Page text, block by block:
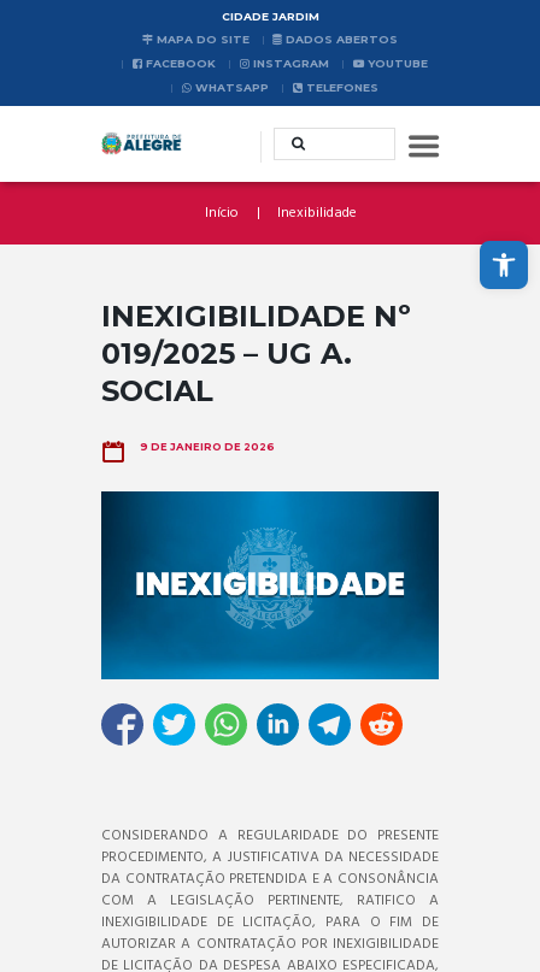
Abrir a barra de ferramentas
CIDADE JARDIM
MAPA DO SITE
DADOS ABERTOS
FACEBOOK
INSTAGRAM
YOUTUBE
WHATSAPP
TELEFONES
Início Inexibilidade
INEXIGIBILIDADE Nº
019/2025 – UG A.
SOCIAL
9 DE JANEIRO DE 2026
CONSIDERANDO A REGULARIDADE DO PRESENTE
PROCEDIMENTO, A JUSTIFICATIVA DA NECESSIDADE
DA CONTRATAÇÃO PRETENDIDA E A CONSONÂNCIA
COM A LEGISLAÇÃO PERTINENTE, RATIFICO A
INEXIGIBILIDADE DE LICITAÇÃO, PARA O FIM DE
AUTORIZAR A CONTRATAÇÃO POR INEXIGIBILIDADE
DE LICITAÇÃO DA DESPESA ABAIXO ESPECIFICADA,